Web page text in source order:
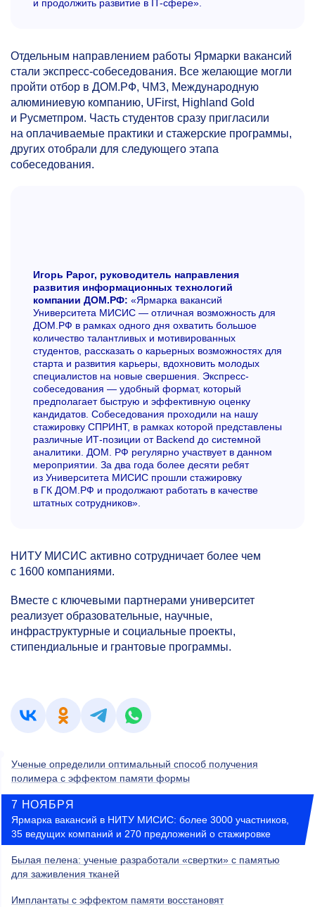
и продолжить развитие в IT-сфере».
Отдельным направлением работы Ярмарки вакансий
стали экспресс-собеседования. Все желающие могли
пройти отбор в ДОМ.РФ, ЧМЗ, Международную
алюминиевую компанию, UFirst, Highland Gold
и Русметпром. Часть студентов сразу пригласили
на оплачиваемые практики и стажерские программы,
других отобрали для следующего этапа
собеседования.
Игорь Рарог, руководитель направления
развития информационных технологий
компании ДОМ.РФ: «Ярмарка вакансий
Университета МИСИС — отличная возможность для
ДОМ.РФ в рамках одного дня охватить большое
количество талантливых и мотивированных
студентов, рассказать о карьерных возможностях для
старта и развития карьеры, вдохновить молодых
специалистов на новые свершения. Экспресс-
собеседования — удобный формат, который
предполагает быструю и эффективную оценку
кандидатов. Собеседования проходили на нашу
стажировку СПРИНТ, в рамках которой представлены
различные ИТ-позиции от Backend до системной
аналитики. ДОМ. РФ регулярно участвует в данном
мероприятии. За два года более десяти ребят
из Университета МИСИС прошли стажировку
в ГК ДОМ.PФ и продолжают работать в качестве
штатных сотрудников».
НИТУ МИСИС активно сотрудничает более чем
с 1600 компаниями.
Вместе с ключевыми партнерами университет
реализует образовательные, научные,
инфраструктурные и социальные проекты,
стипендиальные и грантовые программы.
Ученые определили оптимальный способ получения
полимера с эффектом памяти формы
7 НОЯБРЯ
Ярмарка вакансий в НИТУ МИСИС: более 3000 участников,
35 ведущих компаний и 270 предложений о стажировке
Былая пелена: ученые разработали «свертки» с памятью
для заживления тканей
Имплантаты с эффектом памяти восстановят